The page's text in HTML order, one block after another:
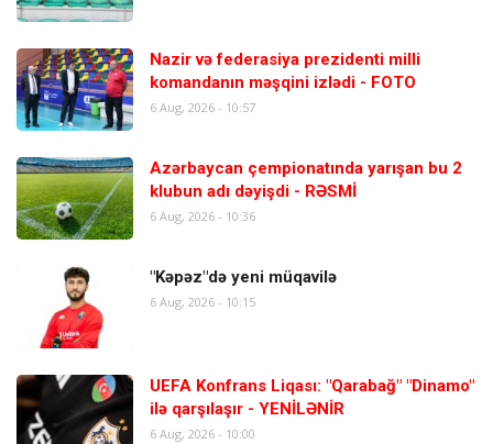
Nazir və federasiya prezidenti milli
komandanın məşqini izlədi - FOTO
6 Aug, 2026 - 10:57
Azərbaycan çempionatında yarışan bu 2
klubun adı dəyişdi - RƏSMİ
6 Aug, 2026 - 10:36
"Kəpəz"də yeni müqavilə
6 Aug, 2026 - 10:15
UEFA Konfrans Liqası: "Qarabağ" "Dinamo"
ilə qarşılaşır - YENİLƏNİR
6 Aug, 2026 - 10:00